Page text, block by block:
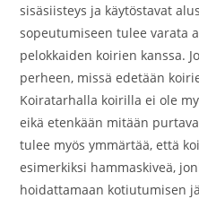
sisäsiisteys ja käytöstavat
sopeutumiseen tulee varata
pelokkaiden koirien kanssa.
perheen, missä edetään
Koiratarhalla koirilla ei ole
eikä etenkään mitään
tulee myös ymmärtää, että
esimerkiksi hammaskiveä,
hoidattamaan kotiutumisen